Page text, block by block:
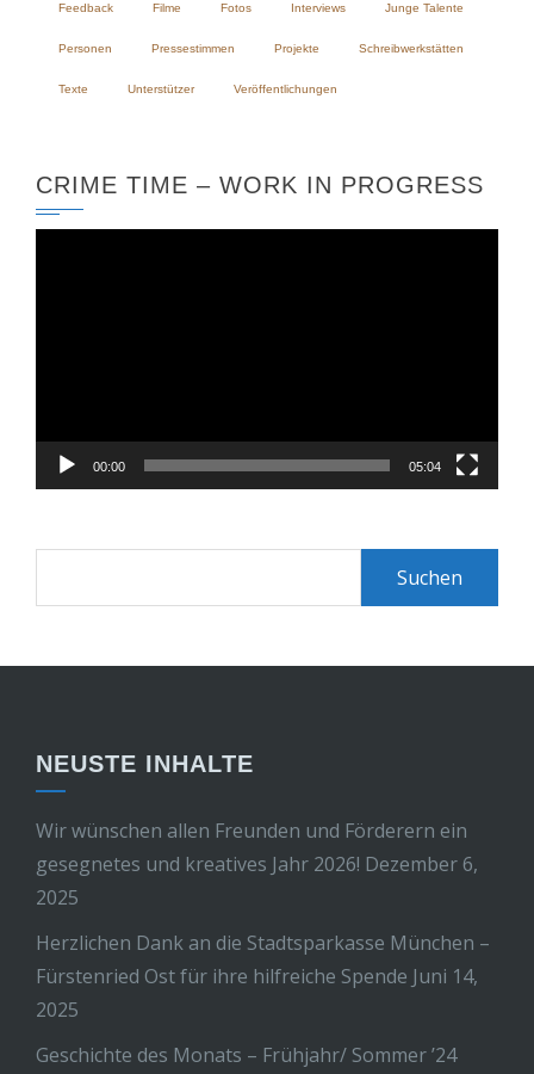
Feedback Filme Fotos Interviews Junge Talente
Personen Pressestimmen Projekte Schreibwerkstätten
Texte Unterstützer Veröffentlichungen
CRIME TIME – WORK IN PROGRESS
00:00 05:04
NEUSTE INHALTE
Wir wünschen allen Freunden und Förderern ein
gesegnetes und kreatives Jahr 2026! Dezember 6,
2025
Herzlichen Dank an die Stadtsparkasse München –
Fürstenried Ost für ihre hilfreiche Spende Juni 14,
2025
Geschichte des Monats – Frühjahr/ Sommer ’24